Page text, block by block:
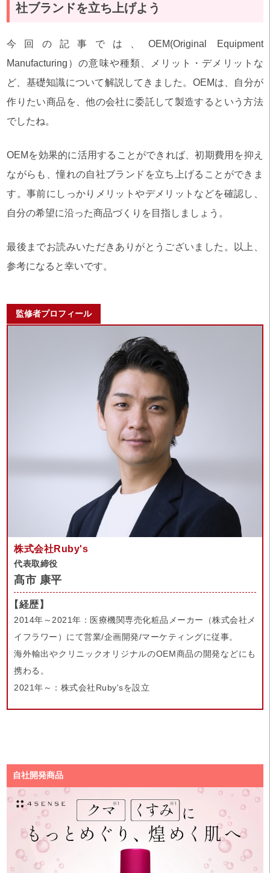
社ブランドを立ち上げよう
今回の記事では、OEM(Original Equipment
Manufacturing）の意味や種類、メリット・デメリットな
ど、基礎知識について解説してきました。OEMは、自分が
作りたい商品を、他の会社に委託して製造するという方法
でしたね。
OEMを効果的に活用することができれば、初期費用を抑え
ながらも、憧れの自社ブランドを立ち上げることができま
す。事前にしっかりメリットやデメリットなどを確認し、
自分の希望に沿った商品づくりを目指しましょう。
最後までお読みいただきありがとうございました。以上、
参考になると幸いです。
株式会社Ruby's
代表取締役
髙市 康平
【経歴】
2014年～2021年：医療機関専売化粧品メーカー（株式会社メ
イフラワー）にて営業/企画開発/マーケティングに従事。
海外輸出やクリニックオリジナルのOEM商品の開発などにも
携わる。
2021年～：株式会社Ruby'sを設立
自社開発商品